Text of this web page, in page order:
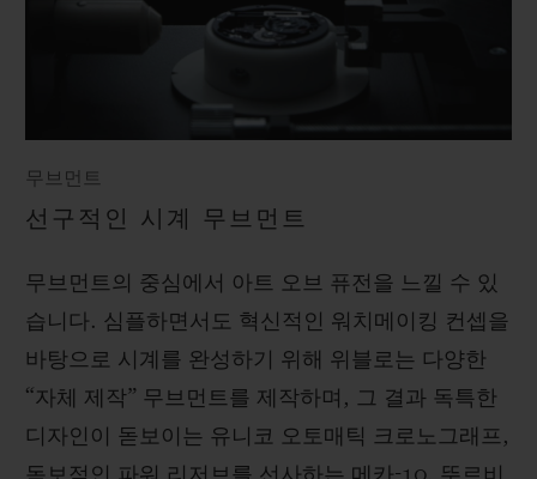
무브먼트
선구적인 시계 무브먼트
무브먼트의 중심에서 아트 오브 퓨전을 느낄 수 있
습니다. 심플하면서도 혁신적인 워치메이킹 컨셉을
바탕으로 시계를 완성하기 위해 위블로는 다양한
“자체 제작” 무브먼트를 제작하며, 그 결과 독특한
디자인이 돋보이는 유니코 오토매틱 크로노그래프,